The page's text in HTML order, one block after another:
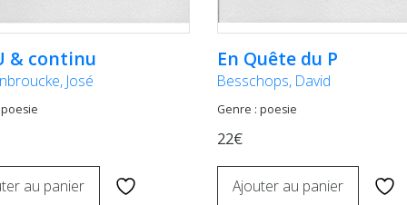
& continu
José
au panier
En Quête du P
Besschops, David
Genre : poesie
22€
Ajouter au panier